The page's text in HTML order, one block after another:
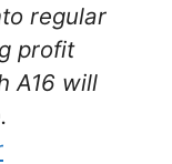
regular
profit
A16 will